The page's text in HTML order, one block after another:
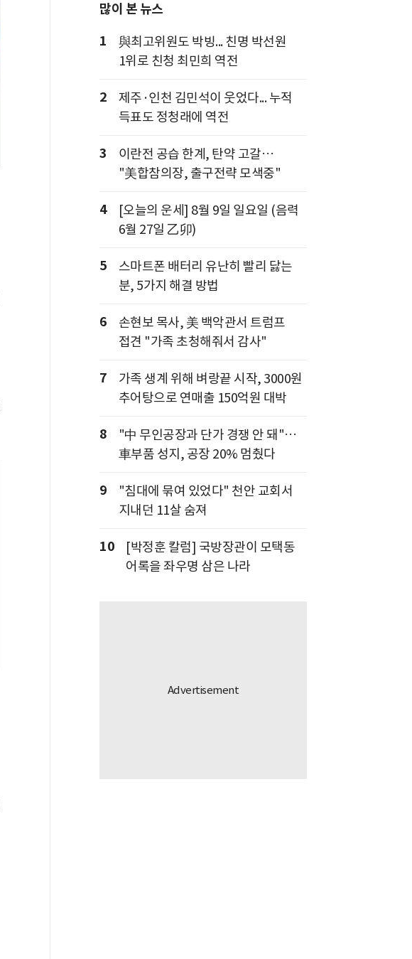
많이 본 뉴스
1
與최고위원도 박빙... 친명 박선원
1위로 친청 최민희 역전
2
제주·인천 김민석이 웃었다... 누적
득표도 정청래에 역전
3
이란전 공습 한계, 탄약 고갈…
"美합참의장, 출구전략 모색중"
4
[오늘의 운세] 8월 9일 일요일 (음력
6월 27일 乙卯)
5
스마트폰 배터리 유난히 빨리 닳는
분, 5가지 해결 방법
6
손현보 목사, 美 백악관서 트럼프
접견 "가족 초청해줘서 감사"
7
가족 생계 위해 벼랑끝 시작, 3000원
추어탕으로 연매출 150억원 대박
8
"中 무인공장과 단가 경쟁 안 돼"…
車부품 성지, 공장 20% 멈췄다
9
"침대에 묶여 있었다" 천안 교회서
지내던 11살 숨져
10
[박정훈 칼럼] 국방장관이 모택동
어록을 좌우명 삼은 나라